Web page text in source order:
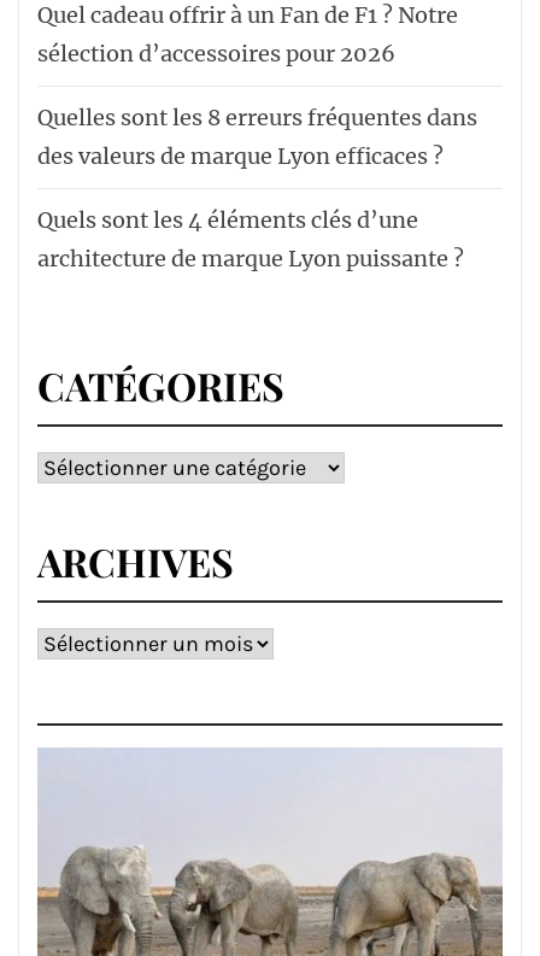
Quel cadeau offrir à un Fan de F1 ? Notre
sélection d’accessoires pour 2026
Quelles sont les 8 erreurs fréquentes dans
des valeurs de marque Lyon efficaces ?
Quels sont les 4 éléments clés d’une
architecture de marque Lyon puissante ?
CATÉGORIES
Catégories
ARCHIVES
Archives